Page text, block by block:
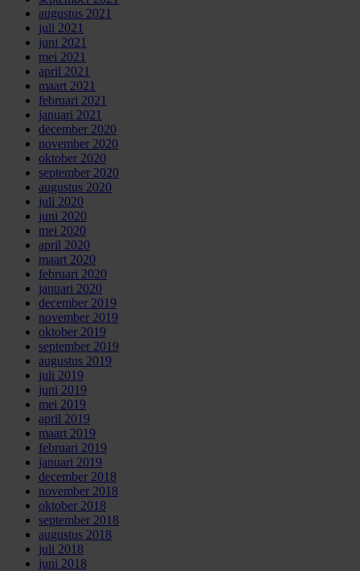
augustus 2021
juli 2021
juni 2021
mei 2021
april 2021
maart 2021
februari 2021
januari 2021
december 2020
november 2020
oktober 2020
september 2020
augustus 2020
juli 2020
juni 2020
mei 2020
april 2020
maart 2020
februari 2020
januari 2020
december 2019
november 2019
oktober 2019
september 2019
augustus 2019
juli 2019
juni 2019
mei 2019
april 2019
maart 2019
februari 2019
januari 2019
december 2018
november 2018
oktober 2018
september 2018
augustus 2018
juli 2018
juni 2018